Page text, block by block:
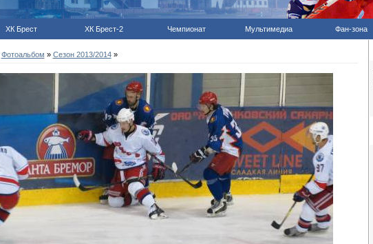
ХК Брест ХК Брест-2 Чемпионат Мультимедиа Фан-зона
Фотоальбом » Сезон 2013/2014»